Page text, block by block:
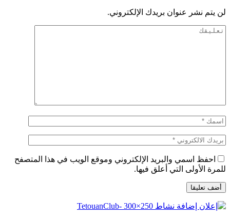
لن يتم نشر عنوان بريدك الإلكتروني.
احفظ اسمي والبريد الإلكتروني وموقع الويب في هذا المتصفح
للمرة الأولى التي أعلق فيها.